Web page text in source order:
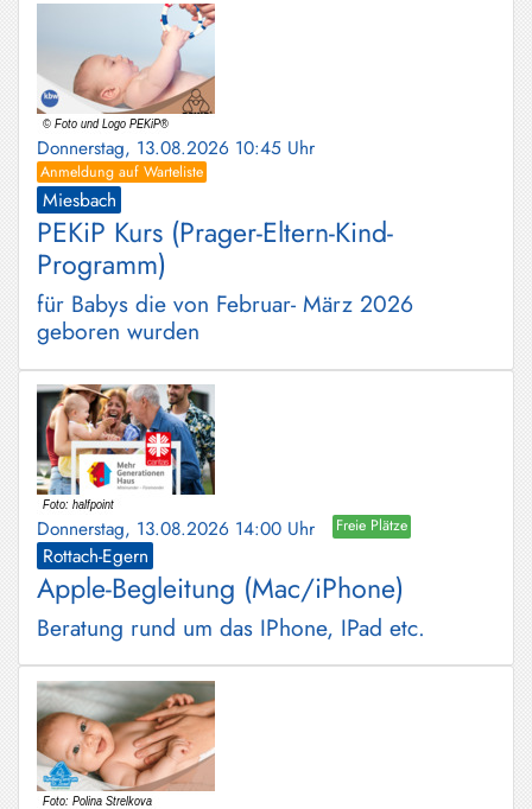
Donnerstag, 13.08.2026 10:45 Uhr
Anmeldung auf Warteliste
Miesbach
PEKiP Kurs (Prager-Eltern-Kind-
Programm)
für Babys die von Februar- März 2026
geboren wurden
Donnerstag, 13.08.2026 14:00 Uhr Freie Plätze
Rottach-Egern
Apple-Begleitung (Mac/iPhone)
Beratung rund um das IPhone, IPad etc.